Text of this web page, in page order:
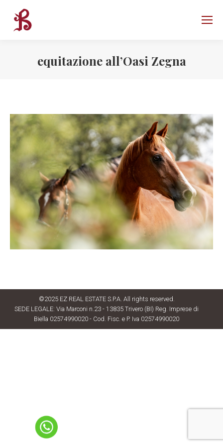
equitazione all’Oasi Zegna
©2025 EZ REAL ESTATE S.P.A. All rights reserved.
SEDE LEGALE: Via Marconi n.23 - 13835 Trivero (BI) Reg. Imprese di
Biella 02574990020 - Cod. Fisc. e P. Iva 02574990020